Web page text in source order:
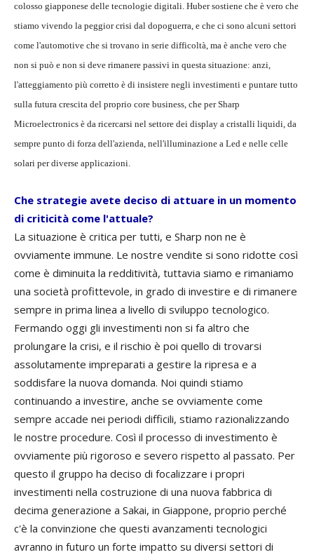
colosso giapponese delle tecnologie digitali. Huber sostiene che è vero che
stiamo vivendo la peggior crisi dal dopoguerra, e che ci sono alcuni settori
come l'automotive che si trovano in serie difficoltà, ma è anche vero che
non si può e non si deve rimanere passivi in questa situazione: anzi,
l'atteggiamento più corretto è di insistere negli investimenti e puntare tutto
sulla futura crescita del proprio core business, che per Sharp
Microelectronics è da ricercarsi nel settore dei display a cristalli liquidi, da
sempre punto di forza dell'azienda, nell'illuminazione a Led e nelle celle
solari per diverse applicazioni.
Che strategie avete deciso di attuare in un momento
di criticità come l'attuale?
La situazione è critica per tutti, e Sharp non ne è
ovviamente immune. Le nostre vendite si sono ridotte così
come è diminuita la redditività, tuttavia siamo e rimaniamo
una società profittevole, in grado di investire e di rimanere
sempre in prima linea a livello di sviluppo tecnologico.
Fermando oggi gli investimenti non si fa altro che
prolungare la crisi, e il rischio è poi quello di trovarsi
assolutamente impreparati a gestire la ripresa e a
soddisfare la nuova domanda. Noi quindi stiamo
continuando a investire, anche se ovviamente come
sempre accade nei periodi difficili, stiamo razionalizzando
le nostre procedure. Così il processo di investimento è
ovviamente più rigoroso e severo rispetto al passato. Per
questo il gruppo ha deciso di focalizzare i propri
investimenti nella costruzione di una nuova fabbrica di
decima generazione a Sakai, in Giappone, proprio perché
c'è la convinzione che questi avanzamenti tecnologici
avranno in futuro un forte impatto su diversi settori di